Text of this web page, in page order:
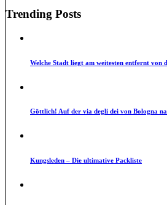
Trending Posts
Welche Stadt liegt am weitesten entfernt von
Göttlich! Auf der via degli dei von Bologna
Kungsleden – Die ultimative Packliste